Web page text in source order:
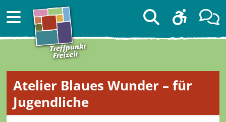
Atelier Blaues Wunder – für
Jugendliche